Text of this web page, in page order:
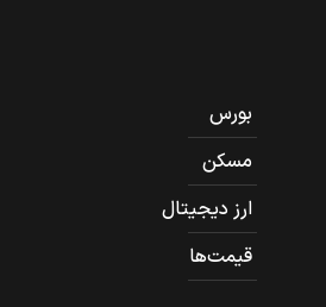
بورس
مسکن
ارز دیجیتال
قیمت‌ها